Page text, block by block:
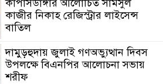
কার্পাসডাঙ্গার আলোচিত সামসুল
কাজীর নিকাহ রেজিস্ট্রার লাইসেন্স
বাতিল
দামুড়হুদায় জুলাই গণঅভ্যুত্থান দিবস
উপলক্ষে বিএনপির আলোচনা সভায়
শরীফ